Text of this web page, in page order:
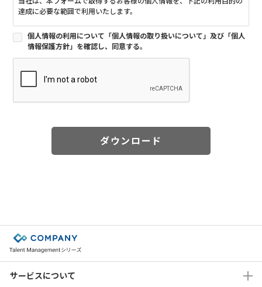
達成に必要な範囲で利用いたします。
■個人情報の利用目的について
当社は、当サイトにおいてお客様からご提供いただく個人情報を各種お
問合せ・お申込・ご依頼への対応、当社の製品・サービスやイベント・
セミナー等のご案内、メールマガジンの送付、アンケートのお願い及び
当社ウェブサイトの改善の目的で利用させていただきます。
■個人情報の第三者提供について
提供することはありません。
■個人情報の委託について
■個人情報の共同利用
当社は、ご提供いただきました個人情報を合理的でかつ必要な範囲内で
当社グループ会社と共同利用する場合があります。個人情報を共同利用
する場合は、当該グループ会社と個人情報の取り扱いに関する覚書を締
結の上、以下の項目に則して利用します。
個人情報の利用について「個人情報の取り扱いについて」及び「個人
情報保護方針」を確認し、同意する。
ダウンロード
サービスについて